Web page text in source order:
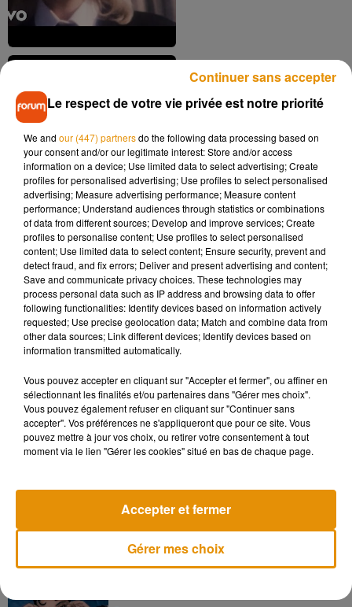
19 août 2019
U2 - With Or Without You
1 2 3 4 5 6
Musique
7 août 2026
Madonna sort enfin le remix de « Love
Sensation » avec Kylie Minogue
7 août 2026
Angèle et Amélie Lens dévoilent leur
Le respect de votre vie privée est notre priorité
We and our (447) partnersdo the following data processing based on
your consent and/or our legitimate interest: Store and/or access
information on a device; Use limited data to select advertising; Create
profiles for personalised advertising; Use profiles to select personalised
advertising; Measure advertising performance; Measure content
performance; Understand audiences through statistics or combinations
of data from different sources; Develop and improve services; Create
profiles to personalise content; Use profiles to select personalised
content; Use limited data to select content; Ensure security, prevent and
detect fraud, and fix errors; Deliver and present advertising and content;
Save and communicate privacy choices. These technologies may
process personal data such as IP address and browsing data to offer
following functionalities: Identify devices based on information actively
requested; Use precise geolocation data; Match and combine data from
other data sources; Link different devices; Identify devices based on
information transmitted automatically.
Vous pouvez accepter en cliquant sur "Accepter et fermer", ou affiner en
sélectionnant les finalités et/ou partenaires dans "Gérer mes choix".
Vous pouvez également refuser en cliquant sur "Continuer sans
accepter". Vos préférences ne s'appliqueront que pour ce site. Vous
pouvez mettre à jour vos choix, ou retirer votre consentement à tout
moment via le lien "Gérer les cookies" situé en bas de chaque page.
Gérer mes choix
Accepter et fermer
Continuer sans accepter